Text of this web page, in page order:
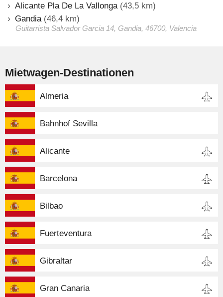
Alicante Pla De La Vallonga (43,5 km)
Gandia (46,4 km)
Guitarrista Salvador Garcia 14, Gandia, 46700, Valencia
Mietwagen-Destinationen
Almeria
Bahnhof Sevilla
Alicante
Barcelona
Bilbao
Fuerteventura
Gibraltar
Gran Canaria